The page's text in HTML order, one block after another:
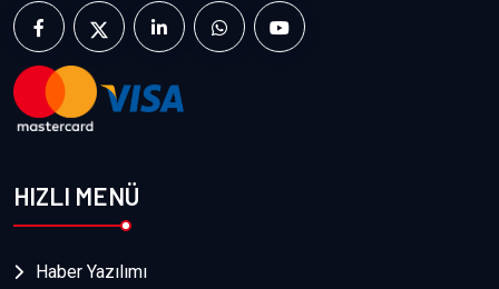
HIZLI MENÜ
Haber Yazılımı